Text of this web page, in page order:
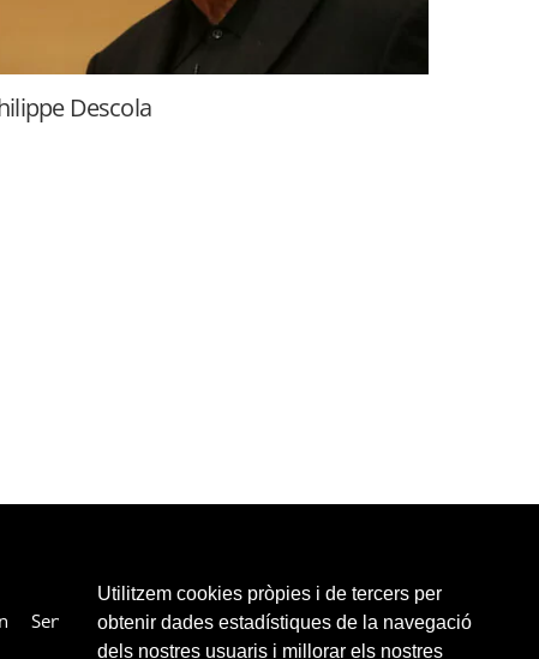
Utilitzem cookies pròpies i de tercers per
obtenir dades estadístiques de la navegació
dels nostres usuaris i millorar els nostres
Descola
Services Collaborateurs Liens Contacter